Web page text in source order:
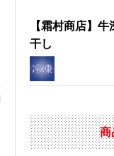
【霜村商店】
干し
商